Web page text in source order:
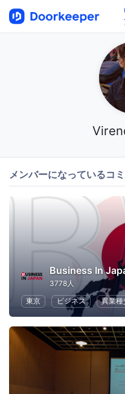
メンバーになっているコ
Business In
3778人
東京
ビジネス 異業種